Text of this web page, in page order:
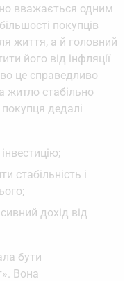
вважається одним
покупців
життя, а й головний
його від інфляції
це справедливо
житло стабільно
дедалі
стабільність і
дохід від
бути
Вона